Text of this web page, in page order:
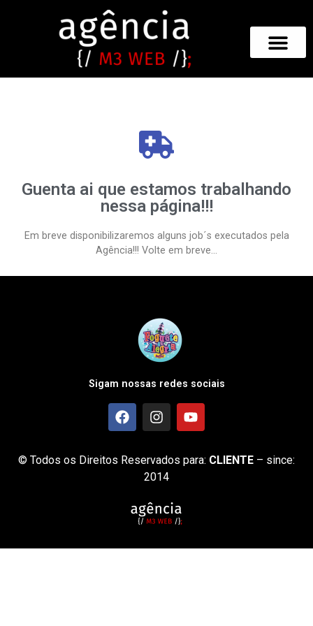
Guenta ai que estamos trabalhando
nessa página!!!
Em breve disponibilizaremos alguns job´s executados pela
Agência!!! Volte em breve…
Sigam nossas redes sociais
© Todos os Direitos Reservados para: CLIENTE – since:
2014